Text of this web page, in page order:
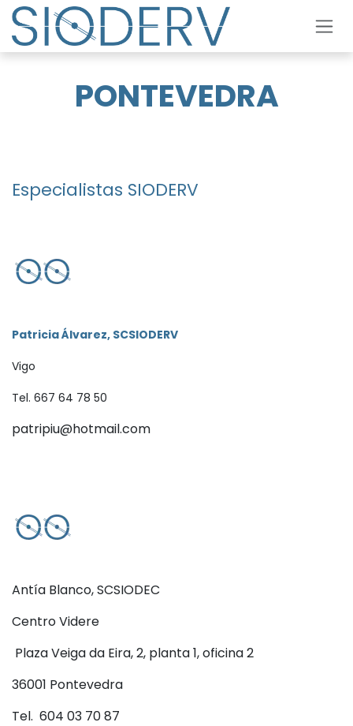
Skip to Content
PONTEVEDRA
Especialistas SIODERV
Patricia Álvarez, SCSIODERV
Vigo
Tel. 667 64 78 50
patripiu@hotmail.com
Antía Blanco, SCSIODEC
Centro Videre
Plaza Veiga da Eira, 2, planta 1, oficina 2
36001 Pontevedra
Tel. 604 03 70 87